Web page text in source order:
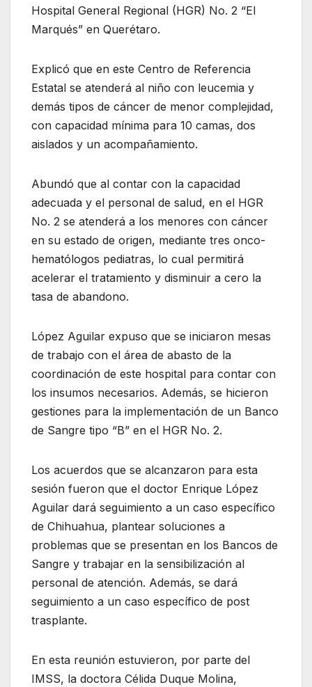
Hospital General Regional (HGR) No. 2 “El
Marqués” en Querétaro.
Explicó que en este Centro de Referencia
Estatal se atenderá al niño con leucemia y
demás tipos de cáncer de menor complejidad,
con capacidad mínima para 10 camas, dos
aislados y un acompañamiento.
Abundó que al contar con la capacidad
adecuada y el personal de salud, en el HGR
No. 2 se atenderá a los menores con cáncer
en su estado de origen, mediante tres onco-
hematólogos pediatras, lo cual permitirá
acelerar el tratamiento y disminuir a cero la
tasa de abandono.
López Aguilar expuso que se iniciaron mesas
de trabajo con el área de abasto de la
coordinación de este hospital para contar con
los insumos necesarios. Además, se hicieron
gestiones para la implementación de un Banco
de Sangre tipo “B” en el HGR No. 2.
Los acuerdos que se alcanzaron para esta
sesión fueron que el doctor Enrique López
Aguilar dará seguimiento a un caso específico
de Chihuahua, plantear soluciones a
problemas que se presentan en los Bancos de
Sangre y trabajar en la sensibilización al
personal de atención. Además, se dará
seguimiento a un caso específico de post
trasplante.
En esta reunión estuvieron, por parte del
IMSS, la doctora Célida Duque Molina,